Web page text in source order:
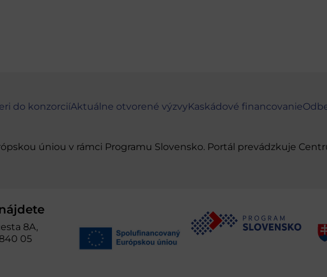
do konzorciíAktuálne otvorené výzvyKaskádové financovanie
úniou v rámci Programu Slovensko. Portál prevádzkuje
8A,
05